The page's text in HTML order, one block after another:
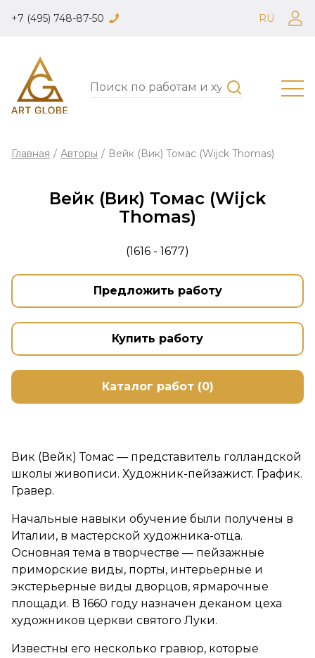
+7 (495) 748-87-50 RU
Главная / Авторы / Вейк (Вик) Томас (Wijck Thomas)
Вейк (Вик) Томас (Wijck
Thomas)
(1616 - 1677)
Предложить работу
Купить работу
Каталог работ (0)
Вик (Вейк) Томас — представитель голландской
школы живописи. Художник-пейзажист. График.
Гравер.
Начальные навыки обучение были получены в
Италии, в мастерской художника-отца.
Основная тема в творчестве — пейзажные
приморские виды, порты, интерьерные и
экстерьерные виды дворцов, ярмарочные
площади. В 1660 году назначен деканом цеха
художников церкви святого Луки.
Известны его несколько гравюр, которые